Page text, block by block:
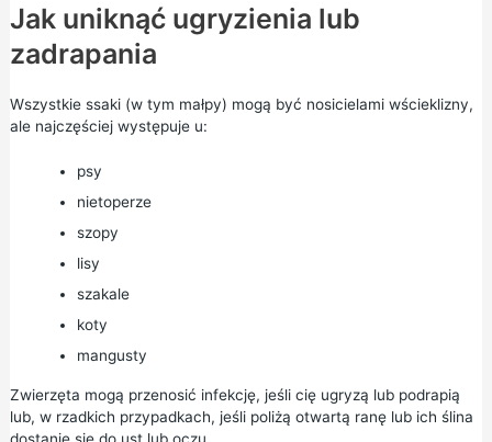
Jak uniknąć ugryzienia lub
zadrapania
Wszystkie ssaki (w tym małpy) mogą być nosicielami wścieklizny,
ale najczęściej występuje u:
psy
nietoperze
szopy
lisy
szakale
koty
mangusty
Zwierzęta mogą przenosić infekcję, jeśli cię ugryzą lub podrapią
lub, w rzadkich przypadkach, jeśli poliżą otwartą ranę lub ich ślina